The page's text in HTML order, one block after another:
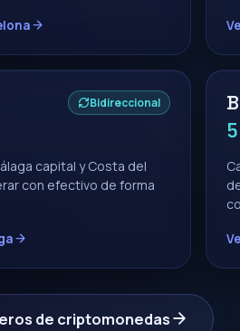
Bidireccional
capital y Costa del
con efectivo de forma
5
de criptomonedas